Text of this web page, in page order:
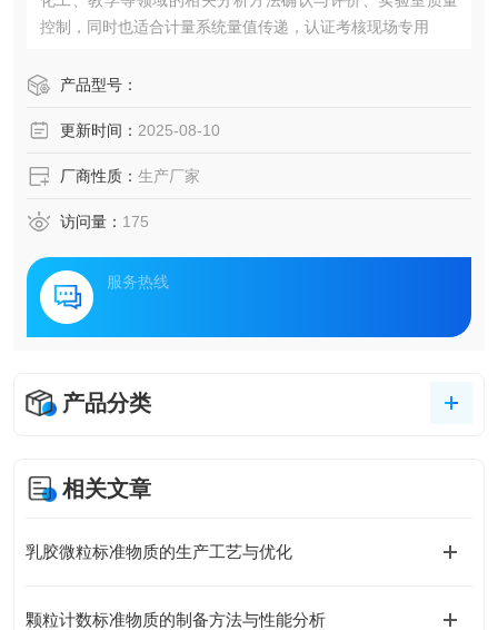
控制，同时也适合计量系统量值传递，认证考核现场专用
产品型号：
更新时间： 2025-08-10
厂商性质： 生产厂家
访问量： 175
服务热线
产品分类
相关文章
乳胶微粒标准物质的生产工艺与优化
颗粒计数标准物质的制备方法与性能分析